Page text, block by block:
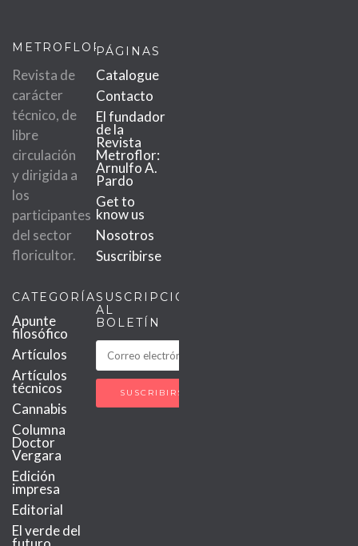
METROFLOR
Revista de
carácter
técnico, de
libre
circulación
y dirigida a
los
participantes
del sector
floricultor.
PÁGINAS
Catalogue
Contacto
El fundador
de la
Revista
Metroflor:
Arnulfo A.
Pardo
Get to
know us
Nosotros
Suscribirse
CATEGORÍAS
Apunte
filosófico
Artículos
Artículos
técnicos
Cannabis
Columna
Doctor
Vergara
Edición
impresa
Editorial
El verde del
SUSCRIPCIÓN
AL
BOLETÍN